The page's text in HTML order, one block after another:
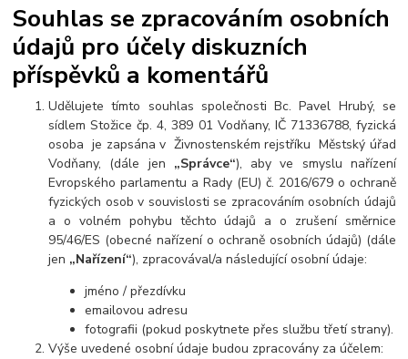
Souhlas se zpracováním osobních
údajů pro účely diskuzních
příspěvků a komentářů
Udělujete tímto souhlas společnosti Bc. Pavel Hrubý, se
sídlem Stožice čp. 4, 389 01 Vodňany, IČ 71336788, fyzická
osoba je zapsána v Živnostenském rejstříku Městský úřad
Vodňany, (dále jen „Správce“), aby ve smyslu nařízení
Evropského parlamentu a Rady (EU) č. 2016/679 o ochraně
fyzických osob v souvislosti se zpracováním osobních údajů
a o volném pohybu těchto údajů a o zrušení směrnice
95/46/ES (obecné nařízení o ochraně osobních údajů) (dále
jen „Nařízení“), zpracovával/a následující osobní údaje:
jméno / přezdívku
emailovou adresu
fotografii (pokud poskytnete přes službu třetí strany).
Výše uvedené osobní údaje budou zpracovány za účelem: